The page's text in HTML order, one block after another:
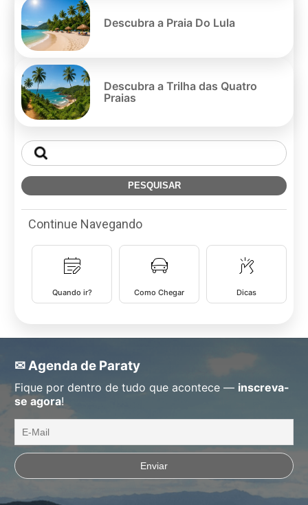
Descubra a Praia Do Lula
Descubra a Trilha das Quatro
Praias
Continue Navegando
Quando ir? Como Chegar Dicas
✉ Agenda de Paraty
Fique por dentro de tudo que acontece — inscreva-
se agora!